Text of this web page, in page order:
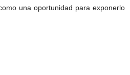
una oportunidad para exponerlo